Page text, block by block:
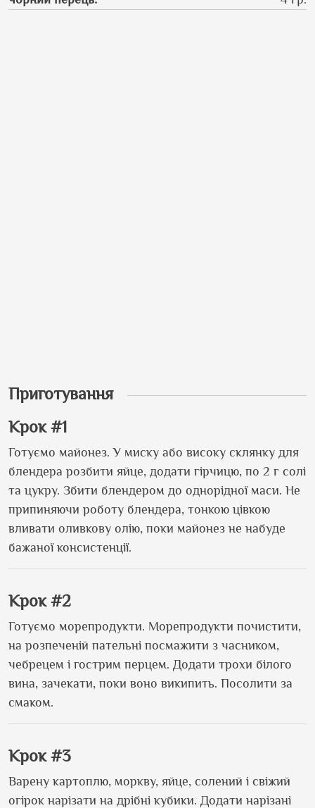
Приготування
Крок #1
Готуємо майонез. У миску або високу склянку для
блендера розбити яйце, додати гірчицю, по 2 г солі
та цукру. Збити блендером до однорідної маси. Не
припиняючи роботу блендера, тонкою цівкою
вливати оливкову олію, поки майонез не набуде
бажаної консистенції.
Крок #2
Готуємо морепродукти. Морепродукти почистити,
на розпеченій пательні посмажити з часником,
чебрецем і гострим перцем. Додати трохи білого
вина, зачекати, поки воно википить. Посолити за
смаком.
Крок #3
Варену картоплю, моркву, яйце, солений і свіжий
огірок нарізати на дрібні кубики. Додати нарізані